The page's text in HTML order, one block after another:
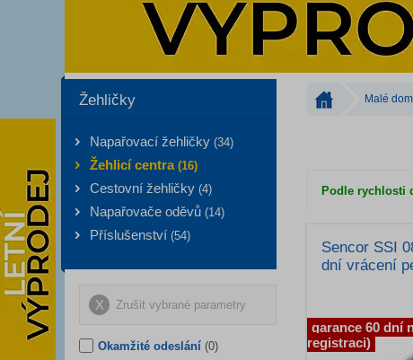
Malé
Podle rychlosti
Sencor SSI
dní vrácení
garance 60 dní
registraci)
Žehličky
Napařovací žehličky (34)
Žehlicí centra (16)
Cestovní žehličky (4)
Napařovače oděvů (14)
Příslušenství (54)
Zrušit vybrané parametry
Okamžité odeslání (0)